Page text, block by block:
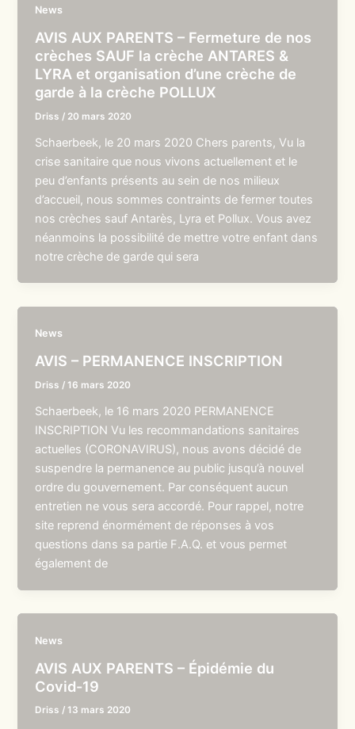
News
AVIS AUX PARENTS – Fermeture de nos
crèches SAUF la crèche ANTARES &
LYRA et organisation d’une crèche de
garde à la crèche POLLUX
Driss / 20 mars 2020
Schaerbeek, le 20 mars 2020 Chers parents, Vu la
crise sanitaire que nous vivons actuellement et le
peu d’enfants présents au sein de nos milieux
d’accueil, nous sommes contraints de fermer toutes
nos crèches sauf Antarès, Lyra et Pollux. Vous avez
néanmoins la possibilité de mettre votre enfant dans
notre crèche de garde qui sera
News
AVIS – PERMANENCE INSCRIPTION
Driss /16 mars 2020
Schaerbeek, le 16 mars 2020 PERMANENCE
INSCRIPTION Vu les recommandations sanitaires
actuelles (CORONAVIRUS), nous avons décidé de
suspendre la permanence au public jusqu’à nouvel
ordre du gouvernement. Par conséquent aucun
entretien ne vous sera accordé. Pour rappel, notre
site reprend énormément de réponses à vos
questions dans sa partie F.A.Q. et vous permet
également de
News
AVIS AUX PARENTS – Épidémie du
Covid-19
Driss /13 mars 2020